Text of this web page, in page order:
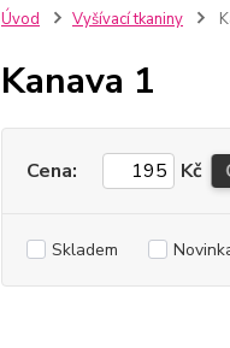
Úvod Vyšívací tkaniny
Kanava 1
Cena: Kč
Skladem